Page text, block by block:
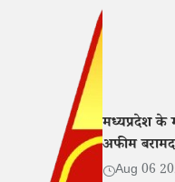
मध्यप्रदेश के
अफीम
Aug 06